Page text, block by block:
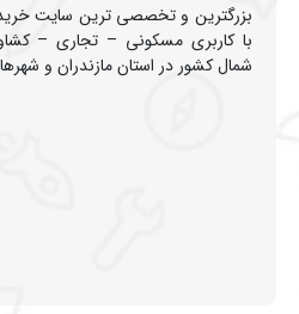
بزرگترین و تخصصی ترین سایت
با کاربری مسکونی – تجاری –
شمال کشور در استان مازندران و